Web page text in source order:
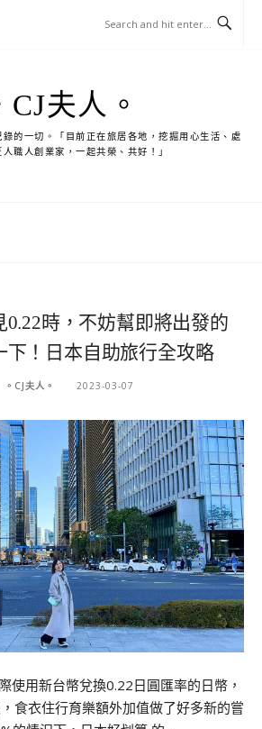
CJ夫人。
的一切。「目前正在旅居各地，挖掘用心生活、處
職人創業家，一起共榮、共好！」
0.22時，不妨幫即將出發的
下！日本自助旅行全攻略
。CJ夫人。 2023-03-07
使用新台幣兌換0.22日圓匯率的日幣，
食衣住行育樂額外加值做了好多新的嘗